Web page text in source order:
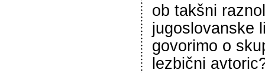
ob takšni
jugoslovanske
govorimo o
lezbični